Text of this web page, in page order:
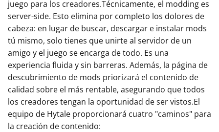
juego para los creadores.Técnicamente, el modding es
server-side. Esto elimina por completo los dolores de
cabeza: en lugar de buscar, descargar e instalar mods
tú mismo, solo tienes que unirte al servidor de un
amigo y el juego se encarga de todo. Es una
experiencia fluida y sin barreras. Además, la página de
descubrimiento de mods priorizará el contenido de
calidad sobre el más rentable, asegurando que todos
los creadores tengan la oportunidad de ser vistos.El
equipo de Hytale proporcionará cuatro "caminos" para
la creación de contenido: